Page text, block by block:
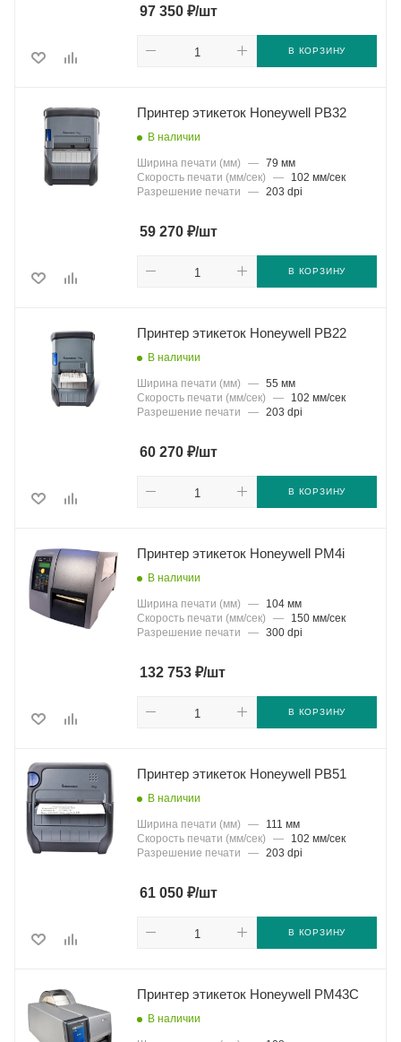
97 350 ₽/шт
В КОРЗИНУ
Принтер этикеток Honeywell PB32
В наличии
Ширина печати (мм) — 79 мм
Скорость печати (мм/сек)
—
102 мм/сек
Разрешение печати
— 203 dpi
59 270 ₽/шт
В КОРЗИНУ
Принтер этикеток Honeywell PB22
В наличии
Ширина печати (мм) — 55 мм
Скорость печати (мм/сек)
—
102 мм/сек
Разрешение печати
— 203 dpi
60 270 ₽/шт
В КОРЗИНУ
Принтер этикеток Honeywell PM4i
В наличии
Ширина печати (мм) —
104 мм
Скорость печати (мм/сек)
—
150 мм/сек
Разрешение печати
— 300 dpi
132 753 ₽/шт
В КОРЗИНУ
Принтер этикеток Honeywell PB51
В наличии
Ширина печати (мм) —
111 мм
Скорость печати (мм/сек)
—
102 мм/сек
Разрешение печати
— 203 dpi
61 050 ₽/шт
В КОРЗИНУ
Принтер этикеток Honeywell PM43C
В наличии